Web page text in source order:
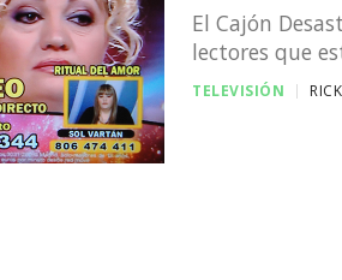
El Cajón
lectores que
TELEVISIÓN RICK